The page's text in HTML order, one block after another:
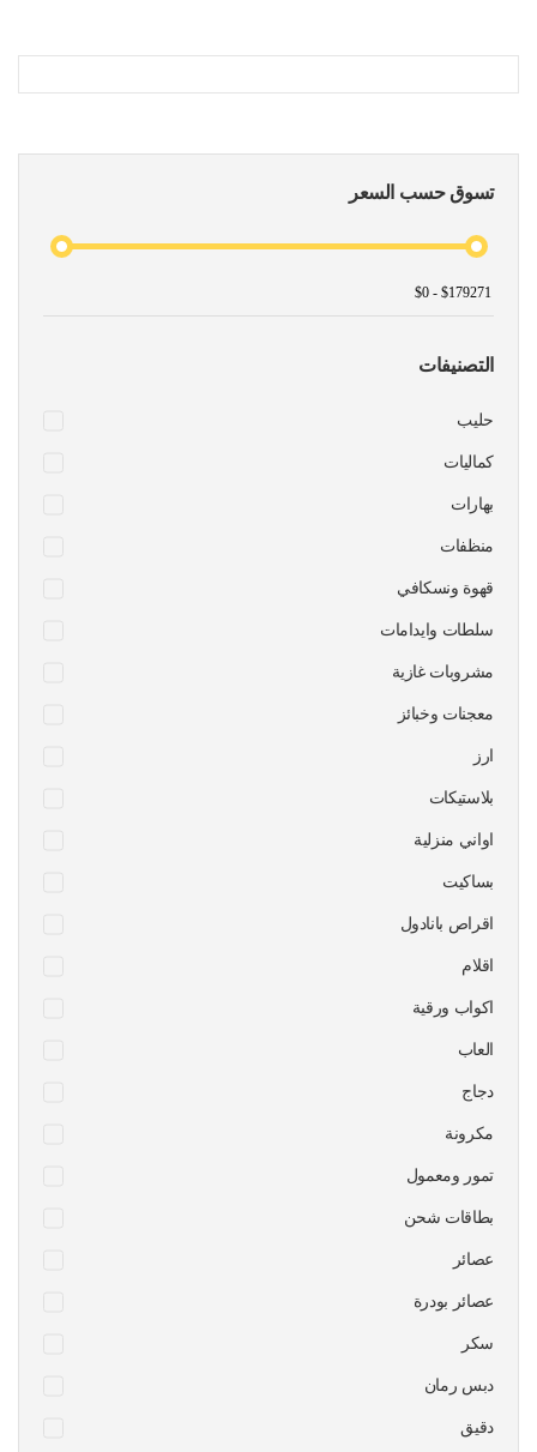
تسوق حسب السعر
التصنيفات
حليب
كماليات
بهارات
منظفات
قهوة ونسكافي
سلطات وايدامات
مشروبات غازية
معجنات وخبائز
ارز
بلاستيكات
اواني منزلية
بساكيت
اقراص بانادول
اقلام
اكواب ورقية
العاب
دجاج
مكرونة
تمور ومعمول
بطاقات شحن
عصائر
عصائر بودرة
سكر
دبس رمان
دقيق